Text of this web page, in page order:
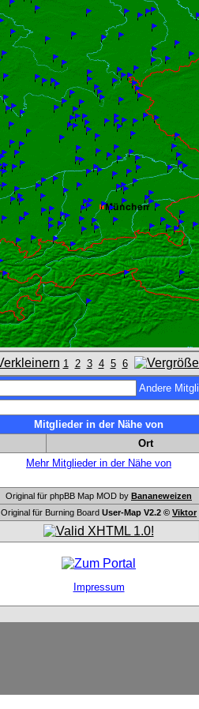
1 2 3 4 5 6
Andere
Mitglieder in der Nähe von
Ort
Mehr Mitglieder in der Nähe von
Original für phpBB Map MOD by Bananeweizen
Original für Burning Board User-Map V2.2 © Viktor
Impressum